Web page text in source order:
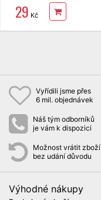
29 Kč
Vyřídili jsme přes
6 mil. objednávek
Náš tým odborníků
je vám k dispozici
Možnost vrátit zboží
bez udání důvodu
Výhodné nákupy